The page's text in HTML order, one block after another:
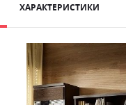
ХАРАКТЕРИСТИКИ